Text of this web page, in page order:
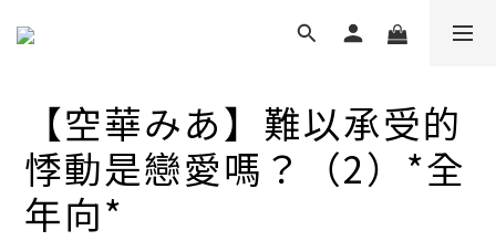
【空華みあ】難以承受的
悸動是戀愛嗎？（2）*全
年向*